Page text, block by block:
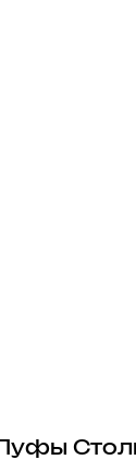
Пуфы